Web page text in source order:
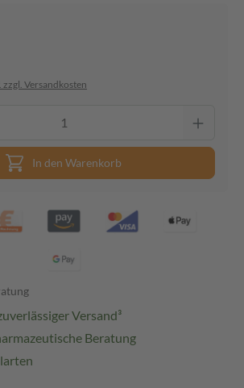
zzgl. Versandkosten
In den Warenkorb
Versand³
Beratung